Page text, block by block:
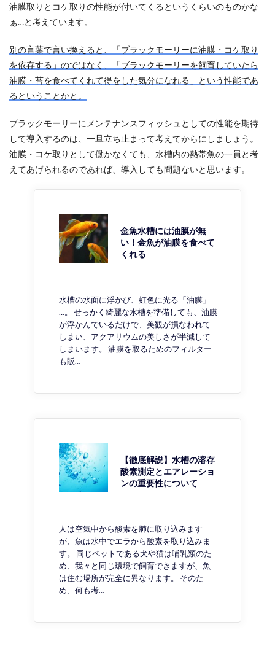
油膜取りとコケ取りの性能が付いてくるというくらいのものかな
ぁ…と考えています。
別の言葉で言い換えると、「ブラックモーリーに油膜・コケ取り
を依存する」のではなく、「ブラックモーリーを飼育していたら
油膜・苔を食べてくれて得をした気分になれる」という性能であ
るということかと。
ブラックモーリーにメンテナンスフィッシュとしての性能を期待
して導入するのは、一旦立ち止まって考えてからにしましょう。
油膜・コケ取りとして働かなくても、水槽内の熱帯魚の一員と考
えてあげられるのであれば、導入しても問題ないと思います。
金魚水槽には油膜が無
い！金魚が油膜を食べて
くれる
水槽の水面に浮かび、虹色に光る「油膜」
…。 せっかく綺麗な水槽を準備しても、油膜
が浮かんでいるだけで、美観が損なわれて
しまい、アクアリウムの美しさが半減して
しまいます。 油膜を取るためのフィルター
も販…
【徹底解説】水槽の溶存
酸素測定とエアレーショ
ンの重要性について
人は空気中から酸素を肺に取り込みます
が、魚は水中でエラから酸素を取り込みま
す。 同じペットである犬や猫は哺乳類のた
め、我々と同じ環境で飼育できますが、魚
は住む場所が完全に異なります。 そのた
め、何も考…